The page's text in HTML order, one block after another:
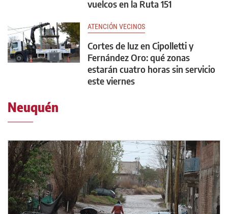
vuelcos en la Ruta 151
ATENCIÓN VECINOS
Cortes de luz en Cipolletti y
Fernández Oro: qué zonas
estarán cuatro horas sin servicio
este viernes
Neuquén